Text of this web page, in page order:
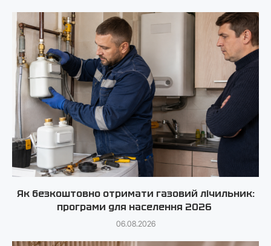
Як безкоштовно отримати газовий лічильник:
програми для населення 2026
06.08.2026